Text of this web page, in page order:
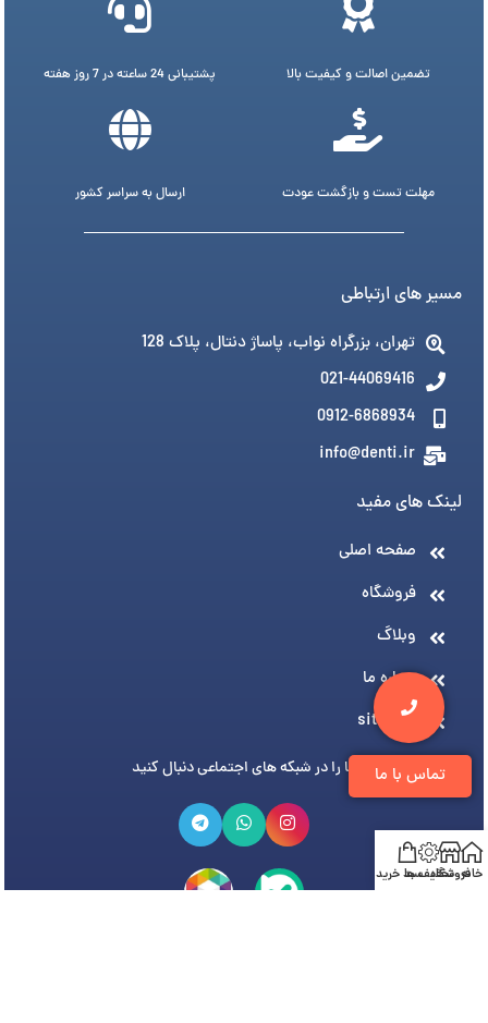
تماس با ما
تضمین اصالت و کیفیت بالا پشتیبانی 24 ساعته در 7 روز هفته
مهلت تست و بازگشت عودت ارسال به سراسر کشور
مسیر های ارتباطی
تهران، بزرگراه نواب، پاساژ دنتال، پلاک 128
021-44069416
0912-6868934
info@denti.ir
لینک های مفید
صفحه اصلی
فروشگاه
وبلاگ
درباره ما
sitemap
ما را در شبکه های اجتماعی دنبال کنید
خانهفروشگاه
تخفیف هاسبد خرید